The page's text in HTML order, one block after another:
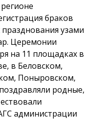
браков
узами
Церемонии
на 11 площадках в
в Беловском,
Поныровском,
родные,
администрации